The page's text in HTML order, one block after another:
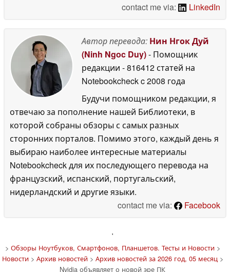
contact me via:
LinkedIn
Автор перевода: Нин Нгок Дуй
(Ninh Ngoc Duy)- Помощник
редакции - 816412 статей на
Notebookcheckc 2008 года
Будучи помощником редакции, я
отвечаю за пополнение нашей Библиотеки, в
которой собраны обзоры с самых разных
сторонних порталов. Помимо этого, каждый день я
выбираю наиболее интересные материалы
Notebookcheck для их последующего перевода на
французский, испанский, португальский,
нидерландский и другие языки.
contact me via:
Facebook
'
> Обзоры Ноутбуков, Смартфонов, Планшетов. Тесты и Новости>
Новости> Архив новостей> Архив новостей за 2026 год, 05 месяц >
Nvidia объявляет о новой эре ПК